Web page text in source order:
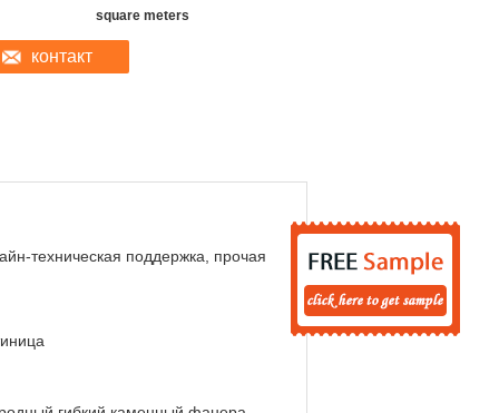
square meters
контакт
техническая поддержка, прочая